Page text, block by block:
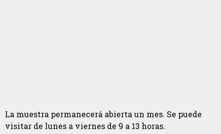
La muestra permanecerá abierta un mes. Se puede
visitar de lunes a viernes de 9 a 13 horas.